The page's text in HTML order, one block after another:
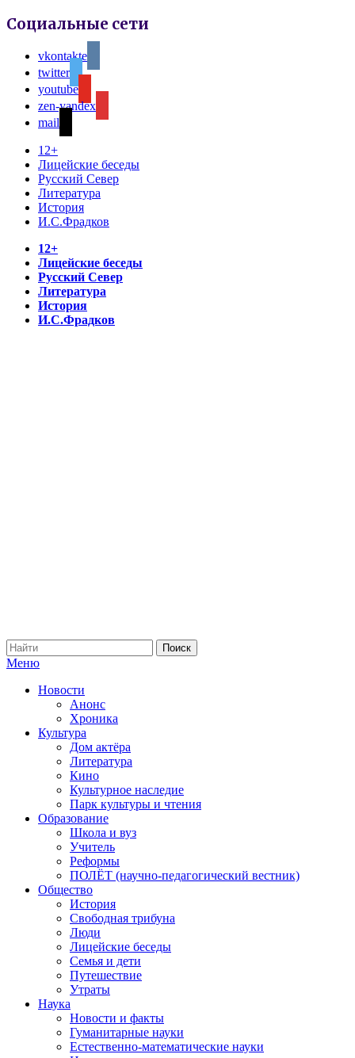
Социальные сети
vkontakte
twitter
youtube
zen-yandex
mail
12+
Лицейские беседы
Русский Север
Литература
История
И.С.Фрадков
12+
Лицейские беседы
Русский Север
Литература
История
И.С.Фрадков
Меню
Новости
Анонс
Хроника
Культура
Дом актёра
Литература
Кино
Культурное наследие
Парк культуры и чтения
Образование
Школа и вуз
Учитель
Реформы
ПОЛЁТ (научно-педагогический вестник)
Общество
История
Свободная трибуна
Люди
Лицейские беседы
Семья и дети
Путешествие
Утраты
Наука
Новости и факты
Гуманитарные науки
Естественно-математические науки